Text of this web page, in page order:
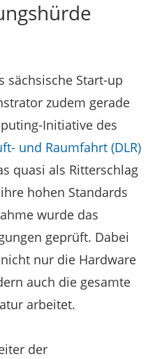
sächsische Start-up
zudem gerade
Initiative des
und Raumfahrt (DLR)
quasi als Ritterschlag
hohen Standards
wurde das
geprüft. Dabei
nur die Hardware
auch die gesamte
arbeitet.
der